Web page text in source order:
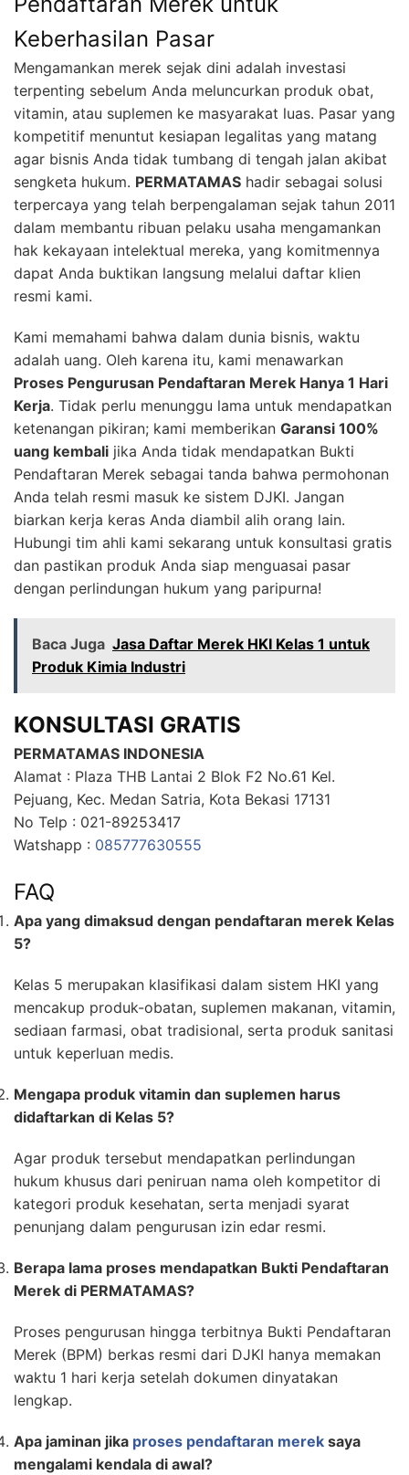
Keberhasilan Pasar
Mengamankan merek sejak dini adalah investasi
terpenting sebelum Anda meluncurkan produk obat,
vitamin, atau suplemen ke masyarakat luas. Pasar yang
kompetitif menuntut kesiapan legalitas yang matang
agar bisnis Anda tidak tumbang di tengah jalan akibat
sengketa hukum. PERMATAMAS hadir sebagai solusi
terpercaya yang telah berpengalaman sejak tahun 2011
dalam membantu ribuan pelaku usaha mengamankan
hak kekayaan intelektual mereka, yang komitmennya
dapat Anda buktikan langsung melalui daftar klien
resmi kami.
Kami memahami bahwa dalam dunia bisnis, waktu
adalah uang. Oleh karena itu, kami menawarkan
Proses Pengurusan Pendaftaran Merek Hanya 1 Hari
Kerja. Tidak perlu menunggu lama untuk mendapatkan
ketenangan pikiran; kami memberikan Garansi 100%
uang kembali jika Anda tidak mendapatkan Bukti
Pendaftaran Merek sebagai tanda bahwa permohonan
Anda telah resmi masuk ke sistem DJKI. Jangan
biarkan kerja keras Anda diambil alih orang lain.
Hubungi tim ahli kami sekarang untuk konsultasi gratis
dan pastikan produk Anda siap menguasai pasar
dengan perlindungan hukum yang paripurna!
Baca Juga Jasa Daftar Merek HKI Kelas 1 untuk
Produk Kimia Industri
KONSULTASI GRATIS
PERMATAMAS INDONESIA
Alamat : Plaza THB Lantai 2 Blok F2 No.61 Kel.
Pejuang, Kec. Medan Satria, Kota Bekasi 17131
No Telp : 021-89253417
Watshapp : 085777630555
FAQ
Apa yang dimaksud dengan pendaftaran merek Kelas
5?
Kelas 5 merupakan klasifikasi dalam sistem HKI yang
mencakup produk-obatan, suplemen makanan, vitamin,
sediaan farmasi, obat tradisional, serta produk sanitasi
untuk keperluan medis.
Mengapa produk vitamin dan suplemen harus
didaftarkan di Kelas 5?
Agar produk tersebut mendapatkan perlindungan
hukum khusus dari peniruan nama oleh kompetitor di
kategori produk kesehatan, serta menjadi syarat
penunjang dalam pengurusan izin edar resmi.
Berapa lama proses mendapatkan Bukti Pendaftaran
Merek di PERMATAMAS?
Proses pengurusan hingga terbitnya Bukti Pendaftaran
Merek (BPM) berkas resmi dari DJKI hanya memakan
waktu 1 hari kerja setelah dokumen dinyatakan
lengkap.
Apa jaminan jika proses pendaftaran merek saya
mengalami kendala di awal?